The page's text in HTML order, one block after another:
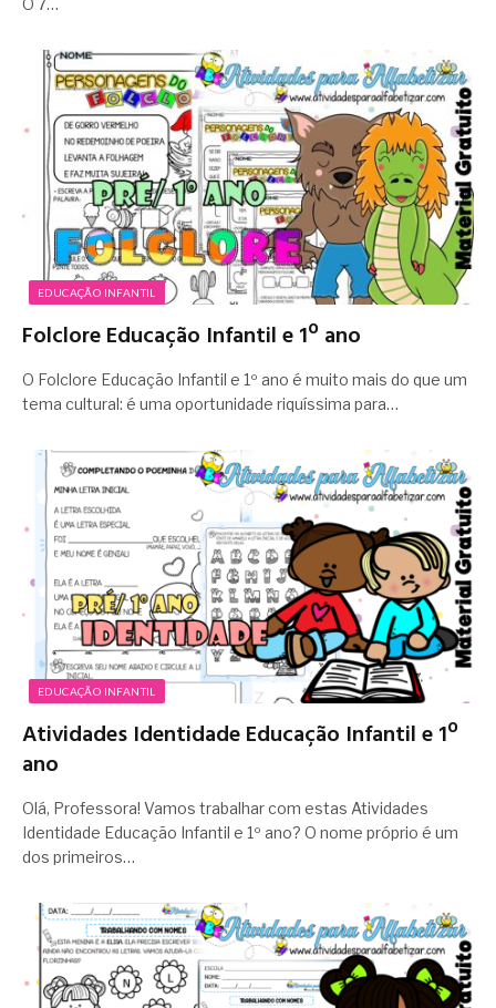
O 7…
EDUCAÇÃO INFANTIL
Folclore Educação Infantil e 1º ano
O Folclore Educação Infantil e 1º ano é muito mais do que um
tema cultural: é uma oportunidade riquíssima para…
EDUCAÇÃO INFANTIL
Atividades Identidade Educação Infantil e 1º
ano
Olá, Professora! Vamos trabalhar com estas Atividades
Identidade Educação Infantil e 1º ano? O nome próprio é um
dos primeiros…